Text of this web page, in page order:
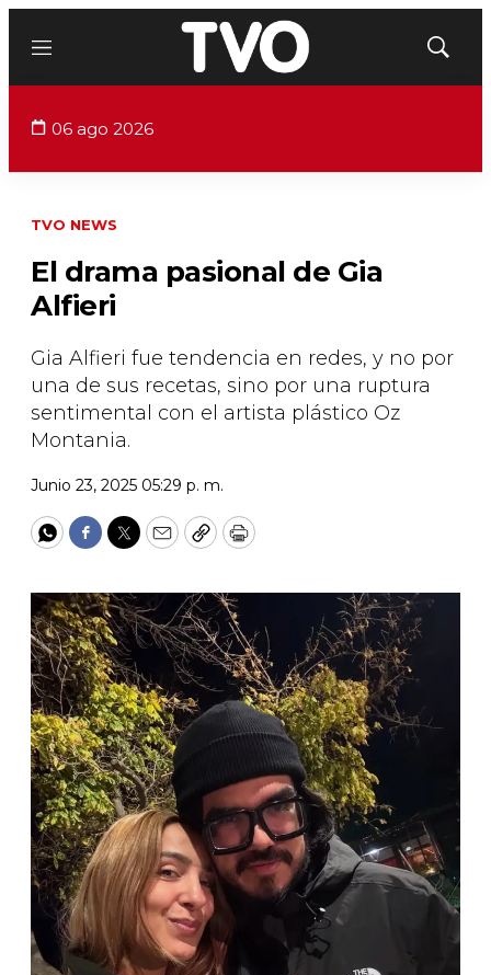
Menú
Mostrar
06 ago 2026
TVO NEWS
El drama pasional de Gia
Alfieri
Gia Alfieri fue tendencia en redes, y no por
una de sus recetas, sino por una ruptura
sentimental con el artista plástico Oz
Montania.
Junio 23, 2025 05:29 p. m.
WhatsApp
Facebook
Twitter
EmailCopyPrint